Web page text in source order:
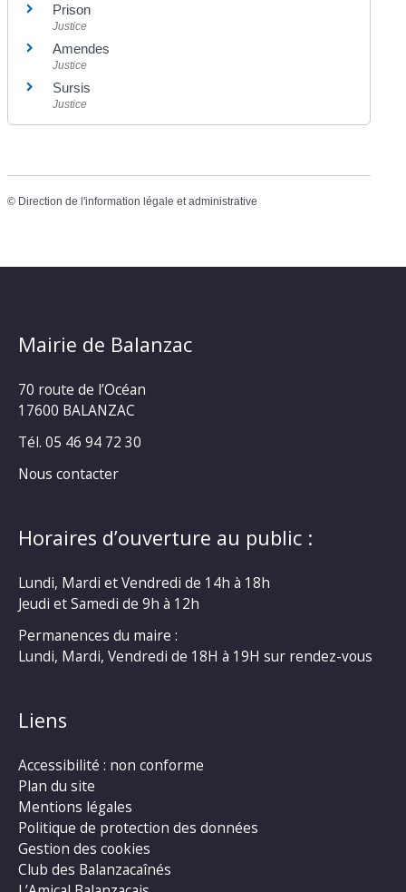
Prison
Justice
Amendes
Justice
Sursis
Justice
© Direction de l'information légale et administrative
Mairie de Balanzac
70 route de l’Océan
17600 BALANZAC
Tél. 05 46 94 72 30
Nous contacter
Horaires d’ouverture au public :
Lundi, Mardi et Vendredi de 14h à 18h
Jeudi et Samedi de 9h à 12h
Permanences du maire :
Lundi, Mardi, Vendredi de 18H à 19H sur rendez-vous
Liens
Accessibilité : non conforme
Plan du site
Mentions légales
Politique de protection des données
Gestion des cookies
Club des Balanzacaînés